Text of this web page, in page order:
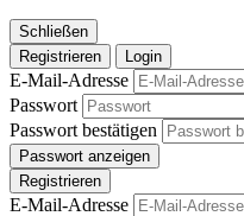
Schließen
Registrieren
Login
E-Mail-Adresse
Passwort
Passwort bestätigen
Passwort anzeigen
Registrieren
E-Mail-Adresse